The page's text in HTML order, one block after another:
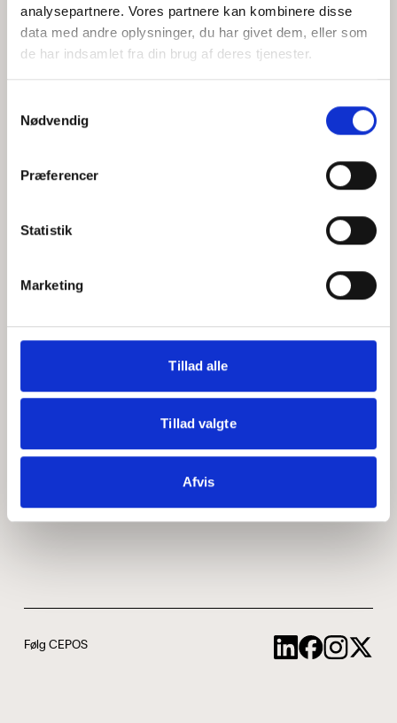
analysepartnere. Vores partnere kan kombinere disse
data med andre oplysninger, du har givet dem, eller som
de har indsamlet fra din brug af deres tjenester.
Nødvendig
Præferencer
Statistik
Marketing
Tillad alle
Tillad valgte
Afvis
Jeg accepterer behandlingen af mine personoplysninger i
henhold tilprivatlivspolitikken
Hvem er CEPOS
Medarbejdere
ABCepos
Podcast
Følg CEPOS